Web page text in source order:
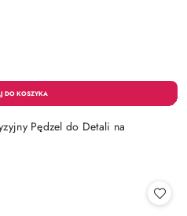
Pędzel do Detali na